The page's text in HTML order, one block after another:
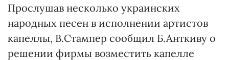
Прослушав несколько украинских
народных песен в исполнении артистов
капеллы, В.Стампер сообщил Б.Анткиву о
решении фирмы возместить капелле